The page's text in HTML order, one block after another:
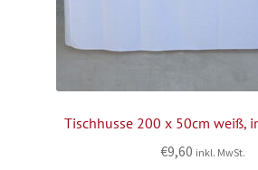
Tischhusse 200 x 50cm weiß,
€9,60 inkl. MwSt.